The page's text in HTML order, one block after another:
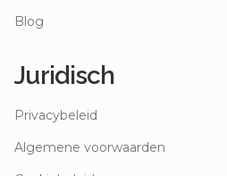
Blog
Juridisch
Privacybeleid
Algemene voorwaarden